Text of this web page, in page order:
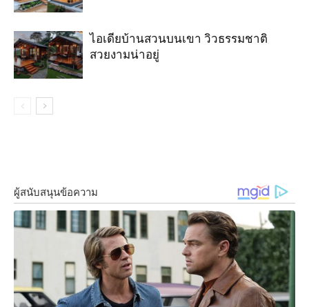
ไอเดียบ้านสวนบนเขา วิวธรรมชาติ
สวยงามน่าอยู่